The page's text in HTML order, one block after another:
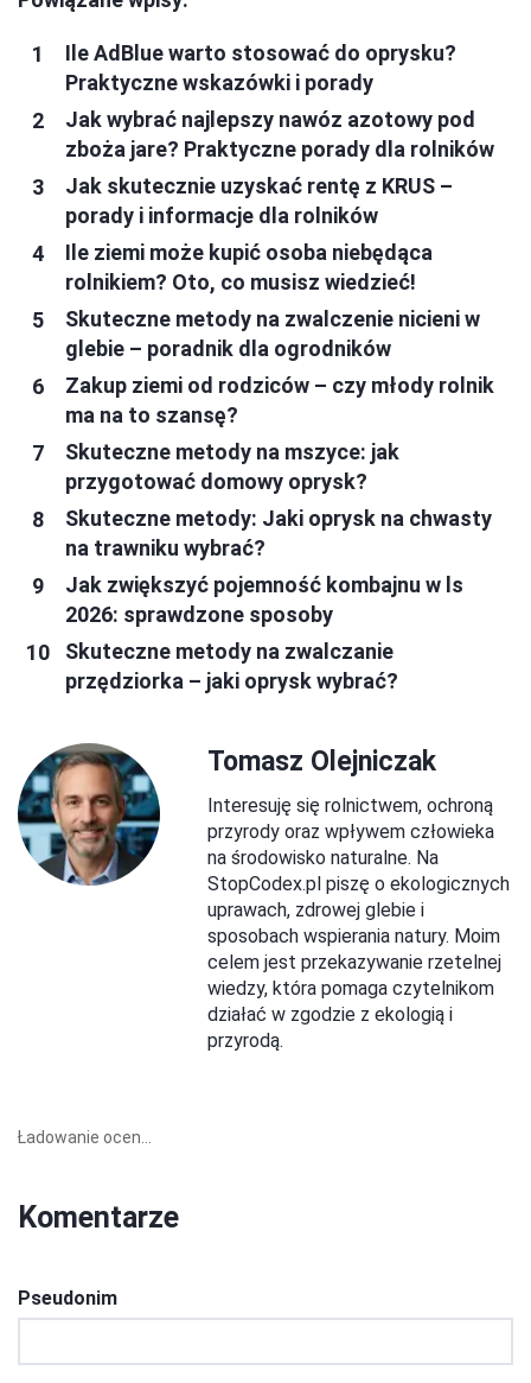
Ile AdBlue warto stosować do oprysku?
Praktyczne wskazówki i porady
Jak wybrać najlepszy nawóz azotowy pod
zboża jare? Praktyczne porady dla rolników
Jak skutecznie uzyskać rentę z KRUS –
porady i informacje dla rolników
Ile ziemi może kupić osoba niebędąca
rolnikiem? Oto, co musisz wiedzieć!
Skuteczne metody na zwalczenie nicieni w
glebie – poradnik dla ogrodników
Zakup ziemi od rodziców – czy młody rolnik
ma na to szansę?
Skuteczne metody na mszyce: jak
przygotować domowy oprysk?
Skuteczne metody: Jaki oprysk na chwasty
na trawniku wybrać?
Jak zwiększyć pojemność kombajnu w ls
2026: sprawdzone sposoby
Skuteczne metody na zwalczanie
przędziorka – jaki oprysk wybrać?
Tomasz Olejniczak
Interesuję się rolnictwem, ochroną
przyrody oraz wpływem człowieka
na środowisko naturalne. Na
StopCodex.pl piszę o ekologicznych
uprawach, zdrowej glebie i
sposobach wspierania natury. Moim
celem jest przekazywanie rzetelnej
wiedzy, która pomaga czytelnikom
działać w zgodzie z ekologią i
przyrodą.
Ładowanie ocen...
Komentarze
Pseudonim